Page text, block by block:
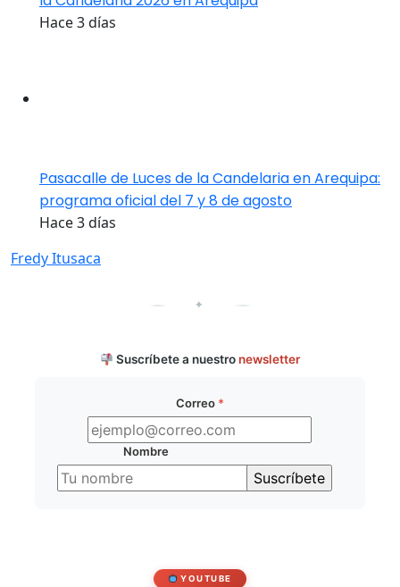
Hace 3 días
Pasacalle de Luces de la Candelaria en Arequipa:
programa oficial del 7 y 8 de agosto
Hace 3 días
Fredy Itusaca
✦
Suscríbete a nuestro newsletter
Correo *
Nombre
YOUTUBE